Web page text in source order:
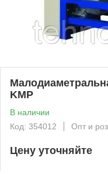
KMP
В наличии
Код: 354012
Опт и
Цену уточняйте